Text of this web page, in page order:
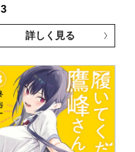
3
詳しく見る